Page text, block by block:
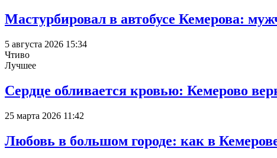
Мастурбировал в автобусе Кемерова:
5 августа 2026 15:34
Чтиво
Лучшее
Сердце обливается кровью: Кемерово
25 марта 2026 11:42
Любовь в большом городе: как в